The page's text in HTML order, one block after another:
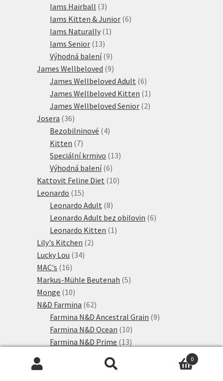
produktů
Iams Hairball 33
produkty
Iams Kitten & Junior 66
Iams Naturally 1 1
Iams Senior 1313
produktů
Výhodná balení 99
produktů
James Wellbeloved 99
produktů
James Wellbeloved Adult 66
produktů
James Wellbeloved Kitten 1 1
produkt
James Wellbeloved Senior 22
Josera 3636
produktů
Bezobilninové 44
Kitten 77
produktů
Speciální krmivo 1313
Výhodná balení 66
produktů
Kattovit Feline Diet 1010
Leonardo 1515
produktů
Leonardo Adult 88
produktů
Leonardo Adult bez obilovin 66
Leonardo Kitten 1 1
Lily's Kitchen 22
Lucky Lou 3434
MAC's 1616
produktů
Markus-Mühle Beutenah 55
Monge 1010
produktů
N&D Farmina 6262
produktů
Farmina N&D Ancestral Grain 99
Farmina N&D Ocean 1010
produktů
Farmina N&D Prime 1313
Farmina N&D Quinoa
0